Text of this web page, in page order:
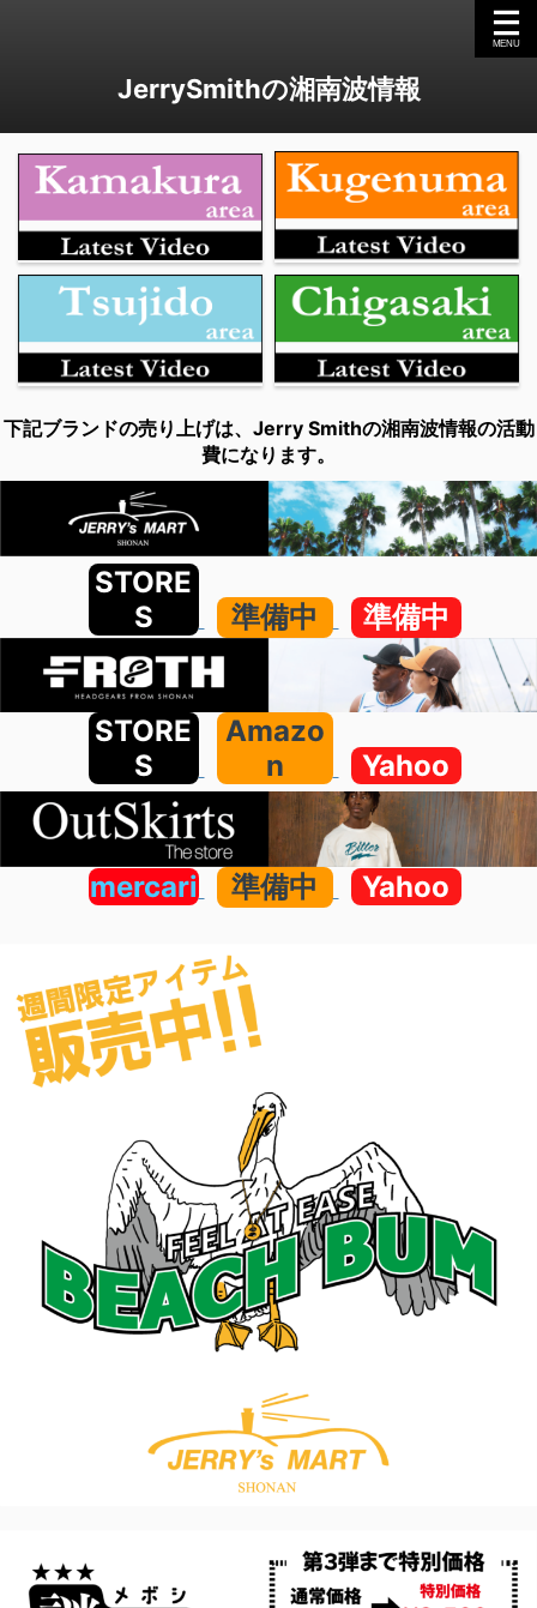
JerrySmithの湘南波情報
下記ブランドの売り上げは、Jerry Smithの湘南波情報の活動
費になります。
STORE
S
準備中 準備中
STORE
S
Amazo
n
Yahoo
mercari 準備中 Yahoo